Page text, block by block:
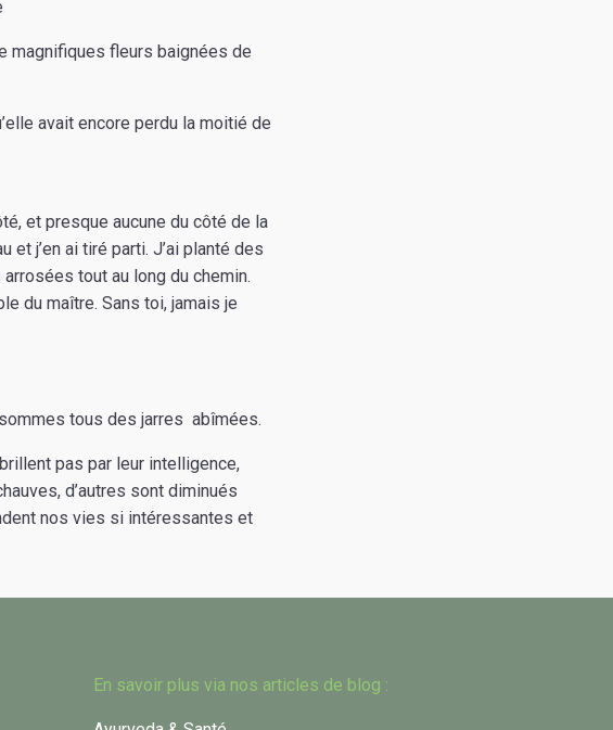
magnifiques fleurs baignées de
avait encore perdu la moitié de
et presque aucune du côté de la
et j’en ai tiré parti. J’ai planté des
tout au long du chemin.
du maître. Sans toi, jamais je
tous des jarres abîmées.
pas par leur intelligence,
d’autres sont diminués
nos vies si intéressantes et
En savoir plus via nos articles de blog :